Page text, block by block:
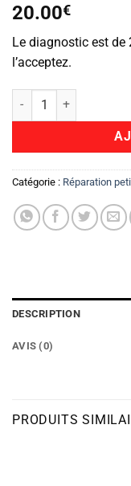
20.00€
Le diagnostic est de
l’acceptez.
quantité de Autocuiseur
Catégorie : Réparation
DESCRIPTION
AVIS (0)
PRODUITS